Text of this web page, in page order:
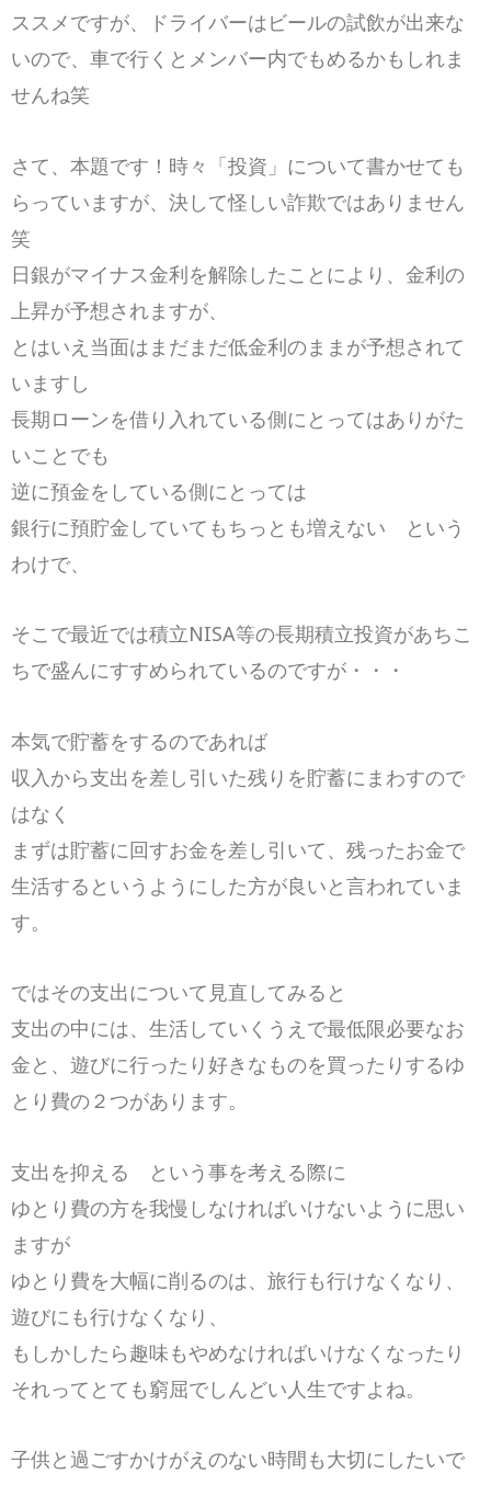
ススメですが、ドライバーはビールの試飲が出来な
いので、車で行くとメンバー内でもめるかもしれま
せんね笑
さて、本題です！時々「投資」について書かせても
らっていますが、決して怪しい詐欺ではありません
笑
日銀がマイナス金利を解除したことにより、金利の
上昇が予想されますが、
とはいえ当面はまだまだ低金利のままが予想されて
いますし
長期ローンを借り入れている側にとってはありがた
いことでも
逆に預金をしている側にとっては
銀行に預貯金していてもちっとも増えない という
わけで、
そこで最近では積立NISA等の長期積立投資があちこ
ちで盛んにすすめられているのですが・・・
本気で貯蓄をするのであれば
収入から支出を差し引いた残りを貯蓄にまわすので
はなく
まずは貯蓄に回すお金を差し引いて、残ったお金で
生活するというようにした方が良いと言われていま
す。
ではその支出について見直してみると
支出の中には、生活していくうえで最低限必要なお
金と、遊びに行ったり好きなものを買ったりするゆ
とり費の２つがあります。
支出を抑える という事を考える際に
ゆとり費の方を我慢しなければいけないように思い
ますが
ゆとり費を大幅に削るのは、旅行も行けなくなり、
遊びにも行けなくなり、
もしかしたら趣味もやめなければいけなくなったり
それってとても窮屈でしんどい人生ですよね。
子供と過ごすかけがえのない時間も大切にしたいで